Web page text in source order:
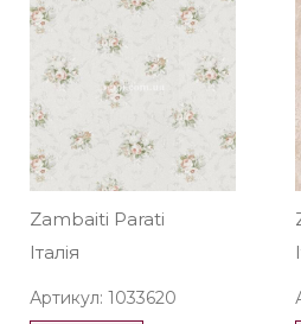
Zambaiti Parati
Італія
Артикул: 1033620